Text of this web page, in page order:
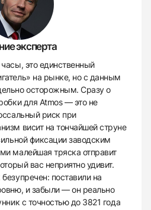
эксперта
это единственный
на рынке, но с данным
осторожным. Сразу о
для Atmos — это не
риск при
висит на тончайшей струне
фиксации заводским
малейшая тряска отправит
вас неприятно удивит.
безупречен: поставили на
и забыли — он реально
с точностью до 3821 года